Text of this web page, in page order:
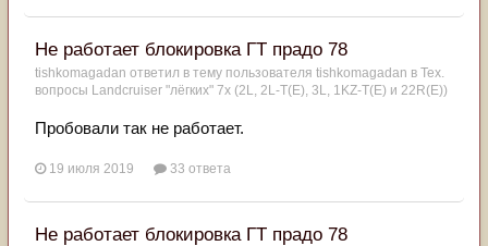
Не работает блокировка ГТ прадо 78
tishkomagadan ответил в тему пользователя tishkomagadan в Тех.
вопросы Landcruiser "лёгких" 7x (2L, 2L-T(Е), 3L, 1KZ-T(E) и 22R(Е))
Пробовали так не работает.
19 июля 2019 33 ответа
Не работает блокировка ГТ прадо 78